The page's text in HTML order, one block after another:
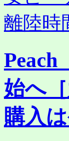
離陸時
Peach
始へ
購入